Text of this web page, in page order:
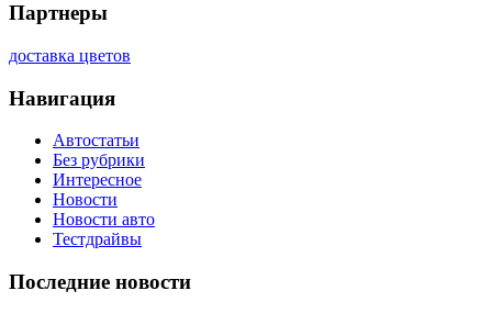
Партнеры
доставка цветов
Навигация
Автостатьи
Без рубрики
Интересное
Новости
Новости авто
Тестдрайвы
Последние новости